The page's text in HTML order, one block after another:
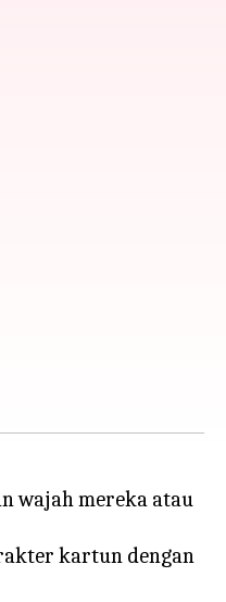
wajah mereka atau
kartun dengan